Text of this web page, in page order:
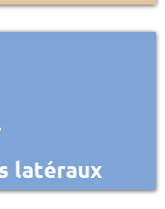
latéraux